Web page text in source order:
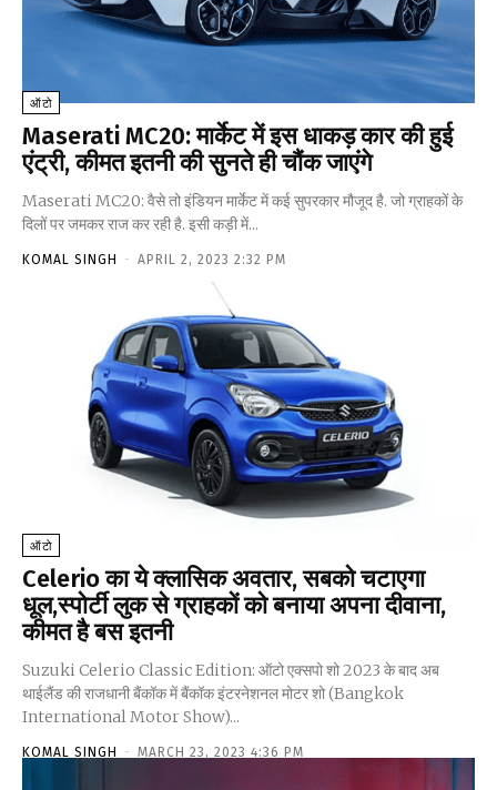
ऑटो
Maserati MC20: मार्केट में इस धाकड़ कार की हुई
एंट्री, कीमत इतनी की सुनते ही चौंक जाएंगे
Maserati MC20: वैसे तो इंडियन मार्केट में कई सुपरकार मौजूद है. जो ग्राहकों के
दिलों पर जमकर राज कर रही है. इसी कड़ी में...
KOMAL SINGH - APRIL 2, 2023 2:32 PM
ऑटो
Celerio का ये क्लासिक अवतार, सबको चटाएगा
धूल,स्पोर्टी लुक से ग्राहकों को बनाया अपना दीवाना,
कीमत है बस इतनी
Suzuki Celerio Classic Edition: ऑटो एक्सपो शो 2023 के बाद अब
थाईलैंड की राजधानी बैंकॉक में बैंकॉक इंटरनेशनल मोटर शो (Bangkok
International Motor Show)...
KOMAL SINGH - MARCH 23, 2023 4:36 PM